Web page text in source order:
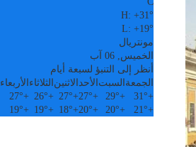
H: +31°
L: +19°
مونتريال
الخميس, 06 آب
أنظر إلى التنبؤ لسبعة أيام
الجمعة السبت الأحد الاثنين الثلاثاء الأربعاء
+
31°
+
29°
+
27°
+
27°
+
26°
+
27°
+
21°
+
20°
+
20°
+
18°
+
19°
+
19°